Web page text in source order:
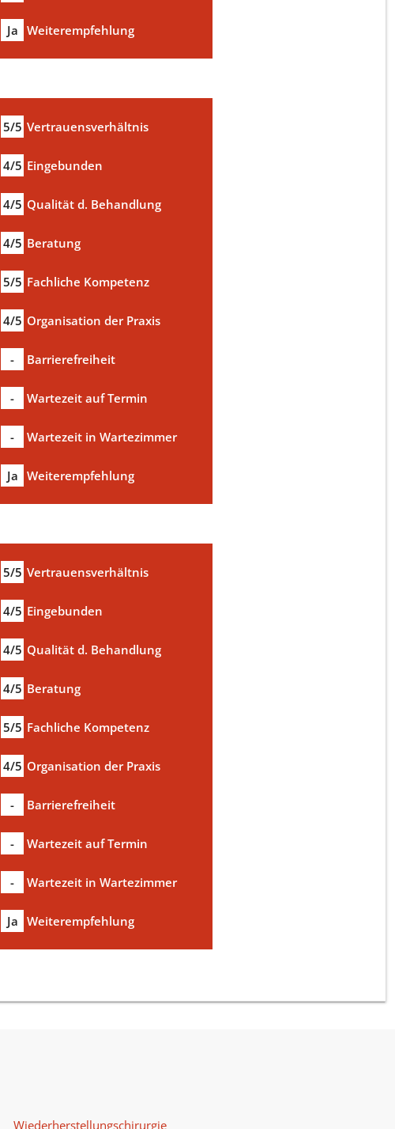
Ja Weiterempfehlung
5/5 Vertrauensverhältnis
4/5 Eingebunden
4/5 Qualität d. Behandlung
4/5 Beratung
5/5 Fachliche Kompetenz
4/5 Organisation der Praxis
- Barrierefreiheit
- Wartezeit auf Termin
- Wartezeit in Wartezimmer
Ja Weiterempfehlung
5/5 Vertrauensverhältnis
4/5 Eingebunden
4/5 Qualität d. Behandlung
4/5 Beratung
5/5 Fachliche Kompetenz
4/5 Organisation der Praxis
- Barrierefreiheit
- Wartezeit auf Termin
- Wartezeit in Wartezimmer
Ja Weiterempfehlung
Wiederherstellungschirurgie